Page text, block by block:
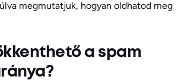
megmutatjuk, hogyan oldhatod meg
a spam